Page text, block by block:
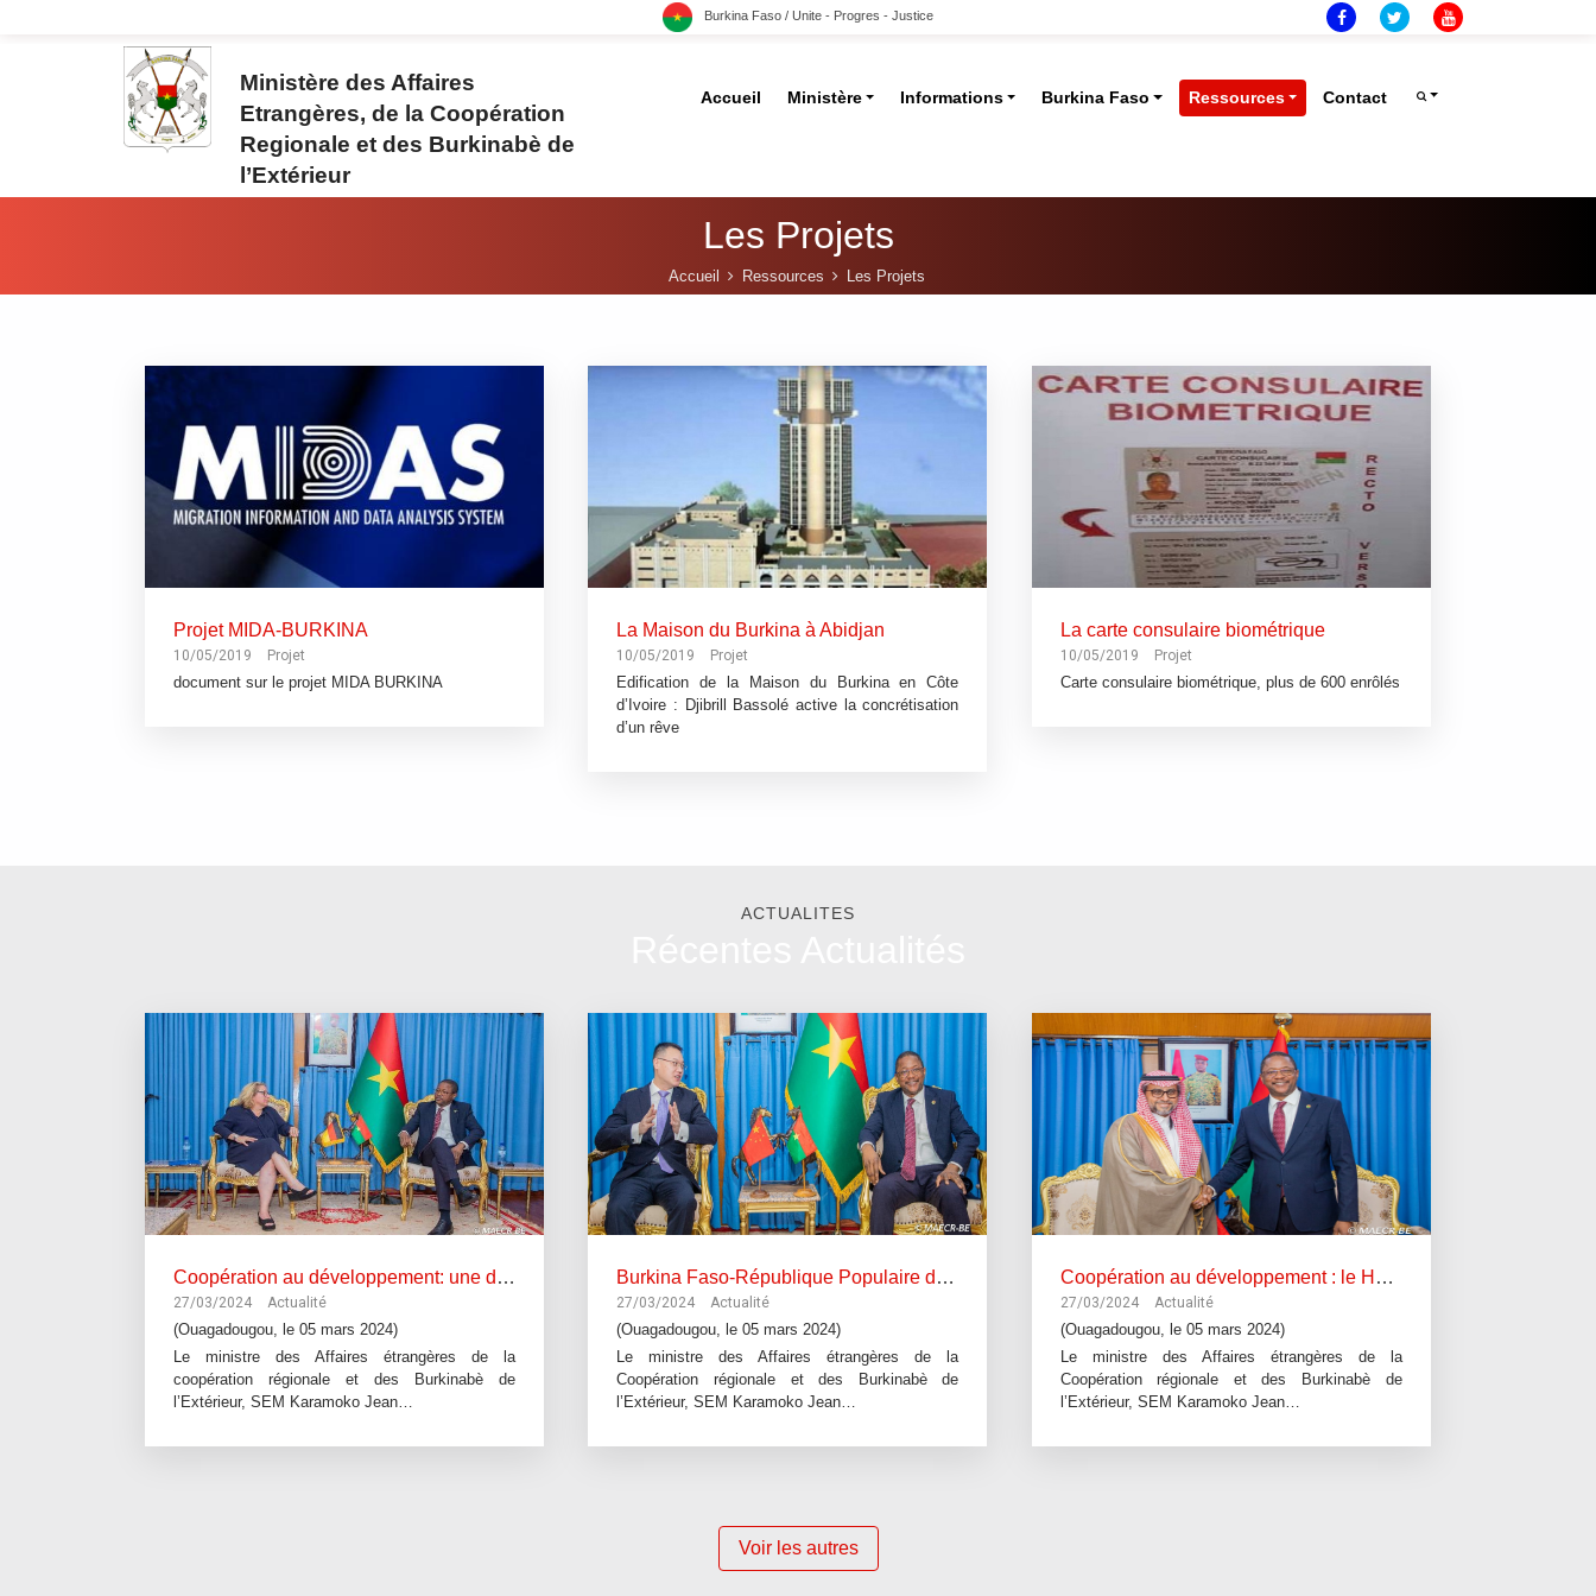
Burkina Faso / Unite - Progres - Justice
Ministère des Affaires
Etrangères, de la Coopération
Regionale et des Burkinabè de
l’Extérieur
Accueil Ministère Informations Burkina Faso Ressources Contact
Les Projets
Accueil Ressources Les Projets
Projet MIDA-BURKINA
10/05/2019 Projet
document sur le projet MIDA BURKINA
La Maison du Burkina à Abidjan
10/05/2019 Projet
Edification de la Maison du Burkina en Côte
d’Ivoire : Djibrill Bassolé active la concrétisation
d’un rêve
La carte consulaire biométrique
10/05/2019 Projet
Carte consulaire biométrique, plus de 600 enrôlés
ACTUALITES
Coopération au développement: une délégation conjointe de l’Allemagne et la Banque mondiale chez le chef de la diplomatie burkinabè.
27/03/2024 Actualité
(Ouagadougou, le 05 mars 2024)
Le ministre des Affaires étrangères de la
coopération régionale et des Burkinabè de
l’Extérieur, SEM Karamoko Jean…
Burkina Faso-République Populaire de Chine: Les grands axes de la coopération passés en revue (Ouagadougou, le 05 mars 2024)
27/03/2024 Actualité
(Ouagadougou, le 05 mars 2024)
Le ministre des Affaires étrangères de la
Coopération régionale et des Burkinabè de
l’Extérieur, SEM Karamoko Jean…
Coopération au développement : le Haut Conseil économique arabo-africain scrute des domaines d’intervention au Burkina Faso.
27/03/2024 Actualité
(Ouagadougou, le 05 mars 2024)
Le ministre des Affaires étrangères de la
Coopération régionale et des Burkinabè de
l’Extérieur, SEM Karamoko Jean…
Voir les autres